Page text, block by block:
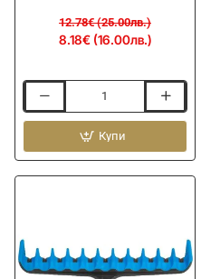
8.18€ (16.00лв.)
12.78€ (25.00лв.)
за
SPRO
Horizontal
Купи